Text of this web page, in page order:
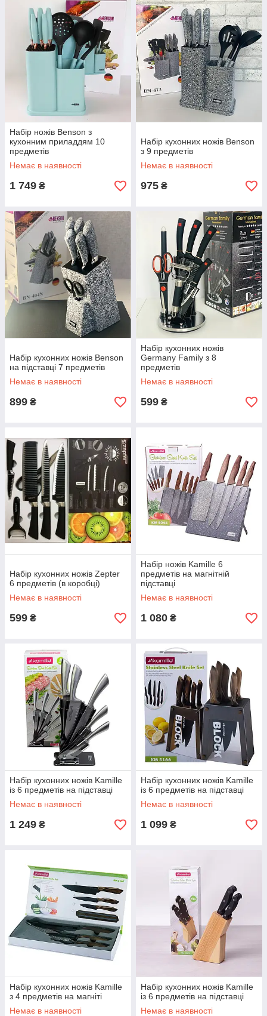
Набір ножів Benson з
кухонним приладдям 10
предметів
Немає в наявності
1 749 ₴
Набір кухонних ножів Benson
з 9 предметів
Немає в наявності
975 ₴
Набір кухонних ножів Benson
на підставці 7 предметів
Немає в наявності
899 ₴
Набір кухонних ножів
Germany Family з 8
предметів
Немає в наявності
599 ₴
Набір кухонних ножів Zepter
6 предметів (в коробці)
Немає в наявності
599 ₴
Набір ножів Kamille 6
предметів на магнітній
підставці
Немає в наявності
1 080 ₴
Набір кухонних ножів Kamille
із 6 предметів на підставці
Немає в наявності
1 249 ₴
Набір кухонних ножів Kamille
із 6 предметів на підставці
Немає в наявності
1 099 ₴
Набір кухонних ножів Kamille
з 4 предметів на магніті
Немає в наявності
Набір кухонних ножів Kamille
із 6 предметів на підставці
Немає в наявності